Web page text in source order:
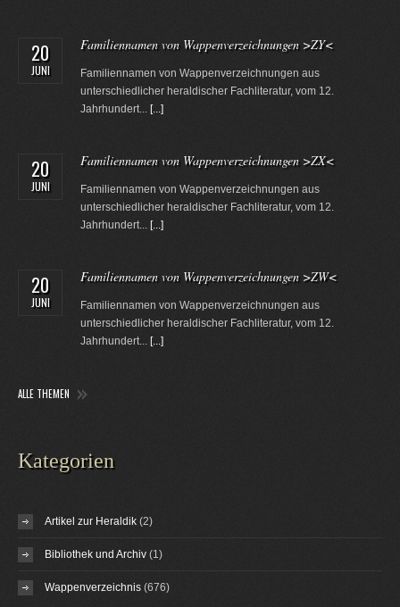
20
JUNI
Familiennamen von Wappenverzeichnungen >ZY<
Familiennamen von Wappenverzeichnungen aus
unterschiedlicher heraldischer Fachliteratur, vom 12.
Jahrhundert... [...]
20
JUNI
Familiennamen von Wappenverzeichnungen >ZX<
Familiennamen von Wappenverzeichnungen aus
unterschiedlicher heraldischer Fachliteratur, vom 12.
Jahrhundert... [...]
20
JUNI
Familiennamen von Wappenverzeichnungen >ZW<
Familiennamen von Wappenverzeichnungen aus
unterschiedlicher heraldischer Fachliteratur, vom 12.
Jahrhundert... [...]
ALLE THEMEN
Kategorien
Artikel zur Heraldik (2)
Bibliothek und Archiv (1)
Wappenverzeichnis (676)